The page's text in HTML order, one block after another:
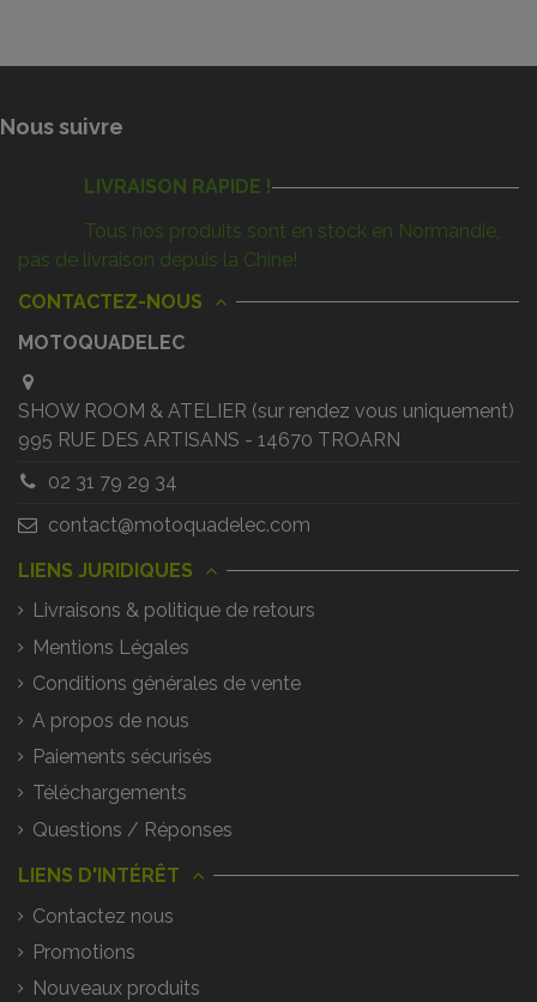
Nous suivre
LIVRAISON RAPIDE !
Tous nos produits sont en stock en Normandie,
pas de livraison depuis la Chine!
CONTACTEZ-NOUS
MOTOQUADELEC
SHOW ROOM & ATELIER (sur rendez vous uniquement)
995 RUE DES ARTISANS - 14670 TROARN
02 31 79 29 34
contact@motoquadelec.com
LIENS JURIDIQUES
Livraisons & politique de retours
Mentions Légales
Conditions générales de vente
A propos de nous
Paiements sécurisés
Téléchargements
Questions / Réponses
LIENS D'INTÉRÊT
Contactez nous
Promotions
Nouveaux produits